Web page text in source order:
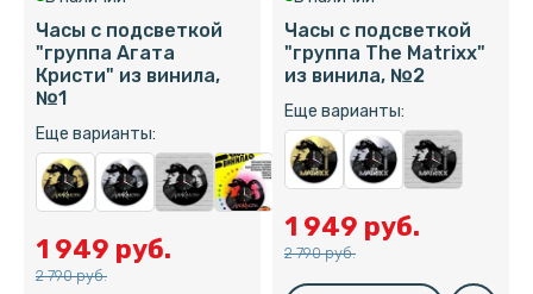
Часы с подсветкой
"группа Агата
Кристи" из винила,
№1
Еще варианты:
1 949 руб.
2 790 руб.
Часы с подсветкой
"группа The Matrixx"
из винила, №2
Еще варианты:
1 949 руб.
2 790 руб.